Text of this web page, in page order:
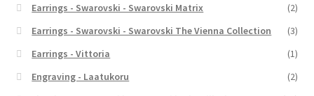
Earrings - Swarovski - Swarovski Matrix
(2)
Earrings - Swarovski - Swarovski The Vienna Collection
(3)
Earrings - Vittoria
(1)
Engraving - Laatukoru
(2)